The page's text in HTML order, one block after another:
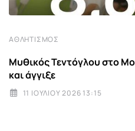
ΑΘΛΗΤΙΣΜΌΣ
Μυθικός Τεντόγλου στο
και άγγιξε
11 ΙΟΥΛΊΟΥ 2026 13:15